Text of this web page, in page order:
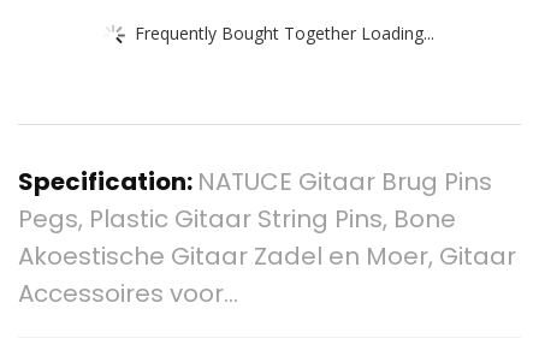
Frequently Bought Together Loading...
Specification: NATUCE Gitaar Brug Pins
Pegs, Plastic Gitaar String Pins, Bone
Akoestische Gitaar Zadel en Moer, Gitaar
Accessoires voor…